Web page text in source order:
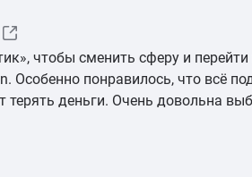
чтобы сменить сферу и
Особенно понравилось, что всё
терять деньги. Очень довольна